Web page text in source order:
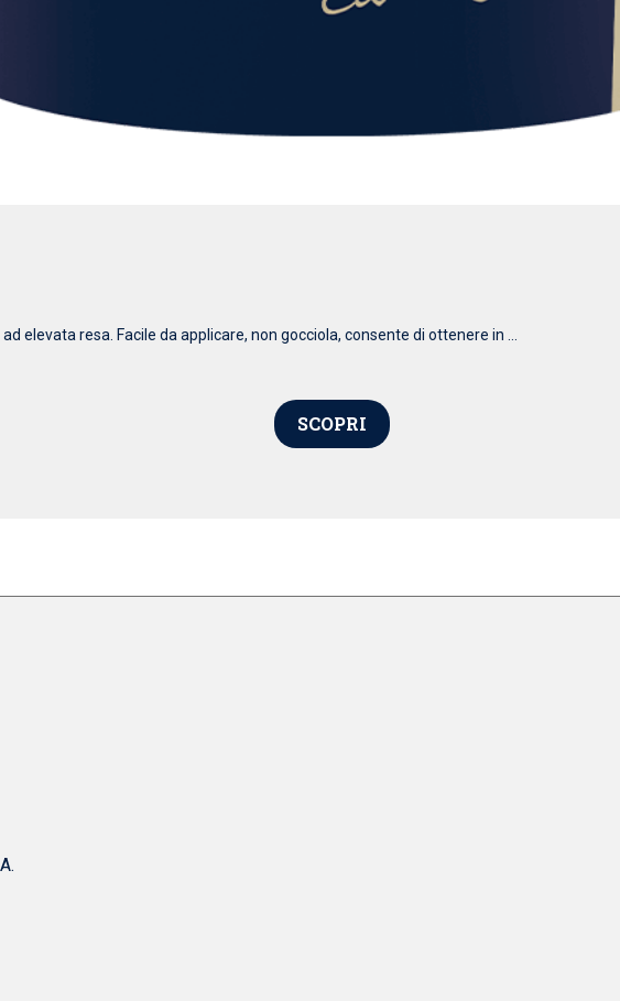
elevata resa. Facile da applicare, non gocciola, consente di ottenere in ...
SCOPRI